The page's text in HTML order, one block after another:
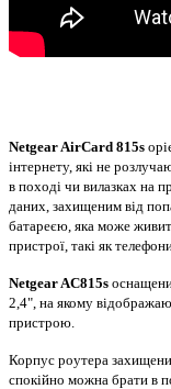
Netgear AirCard 815s
інтернету, які не
в поході чи вилазках на
даних, захищеним від
батареєю, яка може
пристрої, такі як
Netgear AC815s
2,4", на якому
пристрою.
Корпус роутера
спокійно можна брати в